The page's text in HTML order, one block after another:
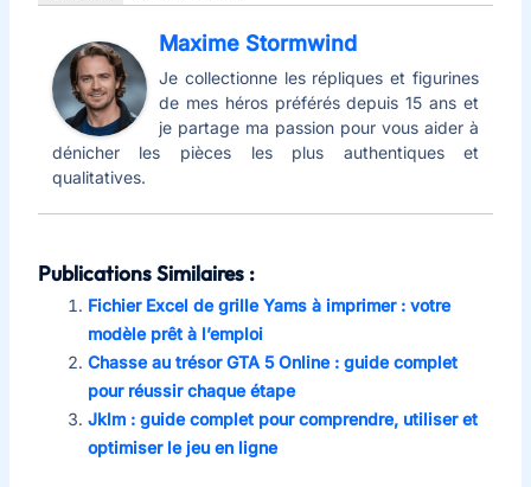
Maxime Stormwind
Je collectionne les répliques et figurines
de mes héros préférés depuis 15 ans et
je partage ma passion pour vous aider à
dénicher les pièces les plus authentiques et
qualitatives.
Publications Similaires :
Fichier Excel de grille Yams à imprimer : votre
modèle prêt à l’emploi
Chasse au trésor GTA 5 Online : guide complet
pour réussir chaque étape
Jklm : guide complet pour comprendre, utiliser et
optimiser le jeu en ligne